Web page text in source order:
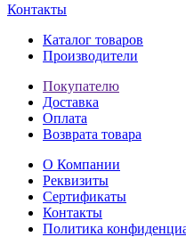
Контакты
Каталог товаров
Производители
Покупателю
Доставка
Оплата
Возврата товара
О Компании
Реквизиты
Сертификаты
Контакты
Политика